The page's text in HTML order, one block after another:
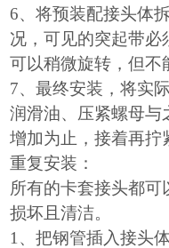
6、将预装配接头体
况，可见的突起带必
可以稍微旋转，但不
7、最终安装，将实
润滑油、压紧螺母与
增加为止，接着再拧
重复安装：
所有的卡套接头都
损坏且清洁。
1、把钢管插入接头